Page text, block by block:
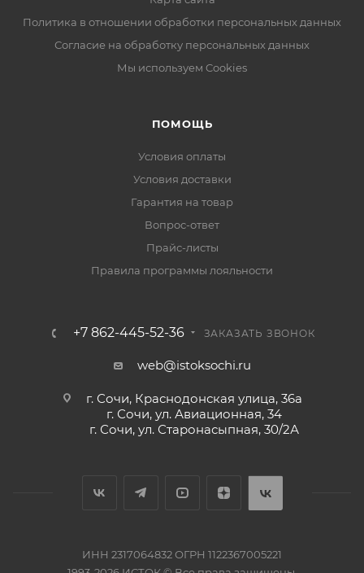
Политика в отношении обработки персональных данных
Согласие на обработку персональных данных
Мы используем Cookies
ПОМОЩЬ
Условия оплаты
Условия доставки
Гарантия на товар
Вопрос-ответ
Прайс-листы
Правила программы лояльности
+7 862-445-52-36 ЗАКАЗАТЬ ЗВОНОК
web@istoksochi.ru
г. Сочи, Краснодонская улица, 36а
г. Сочи, ул. Авиационная, 34
г. Сочи, ул. Старонасыпная, 30/2А
ИНН 2317064832 ОГРН 1122367005221